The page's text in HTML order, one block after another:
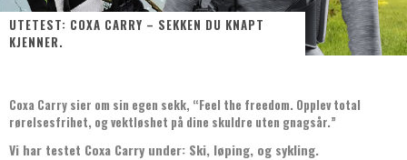
UTETEST: COXA CARRY – SEKKEN DU KNAPT
KJENNER.
Coxa Carry sier om sin egen sekk, “Feel the freedom. Opplev total
rørelsesfrihet, og vektløshet på dine skuldre uten gnagsår.”
Vi har testet Coxa Carry under: Ski, løping, og sykling.